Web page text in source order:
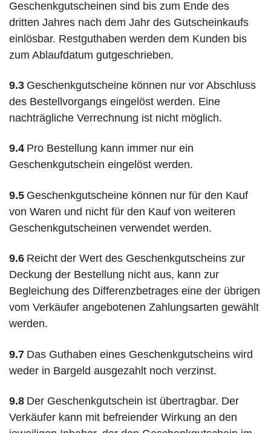
Geschenkgutscheinen sind bis zum Ende des
dritten Jahres nach dem Jahr des Gutscheinkaufs
einlösbar. Restguthaben werden dem Kunden bis
zum Ablaufdatum gutgeschrieben.
9.3 Geschenkgutscheine können nur vor Abschluss
des Bestellvorgangs eingelöst werden. Eine
nachträgliche Verrechnung ist nicht möglich.
9.4 Pro Bestellung kann immer nur ein
Geschenkgutschein eingelöst werden.
9.5 Geschenkgutscheine können nur für den Kauf
von Waren und nicht für den Kauf von weiteren
Geschenkgutscheinen verwendet werden.
9.6 Reicht der Wert des Geschenkgutscheins zur
Deckung der Bestellung nicht aus, kann zur
Begleichung des Differenzbetrages eine der übrigen
vom Verkäufer angebotenen Zahlungsarten gewählt
werden.
9.7 Das Guthaben eines Geschenkgutscheins wird
weder in Bargeld ausgezahlt noch verzinst.
9.8 Der Geschenkgutschein ist übertragbar. Der
Verkäufer kann mit befreiender Wirkung an den